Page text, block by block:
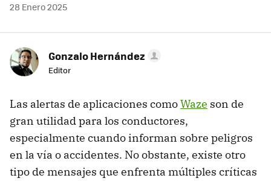
28 Enero 2025
Gonzalo Hernández
Editor
Las alertas de aplicaciones comoWaze son de
gran utilidad para los conductores,
especialmente cuando informan sobre peligros
en la vía o accidentes. No obstante, existe otro
tipo de mensajes que enfrenta múltiples críticas